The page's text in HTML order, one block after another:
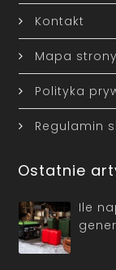
Kontakt
Mapa strony
Polityka
Regulamin
Ostatnie
Ile